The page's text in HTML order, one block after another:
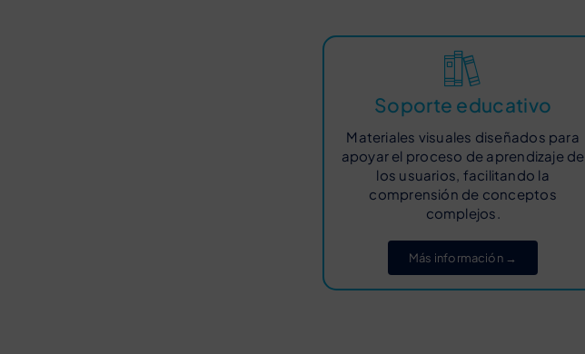
Soporte educativo
Materiales visuales diseñados para
apoyar el proceso de aprendizaje de
los usuarios, facilitando la
comprensión de conceptos
complejos.
Más información →